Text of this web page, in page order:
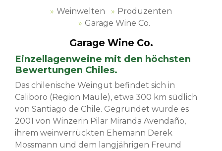
Weinwelten
Produzenten
Garage Wine Co.
Garage Wine Co.
Einzellagenweine mit den höchsten
Bewertungen Chiles.
Das chilenische Weingut befindet sich in
Caliboro (Region Maule), etwa 300 km südlich
von Santiago de Chile. Gegründet wurde es
2001 von Winzerin Pilar Miranda Avendaño,
ihrem weinverrückten Ehemann Derek
Mossmann und dem langjährigen Freund